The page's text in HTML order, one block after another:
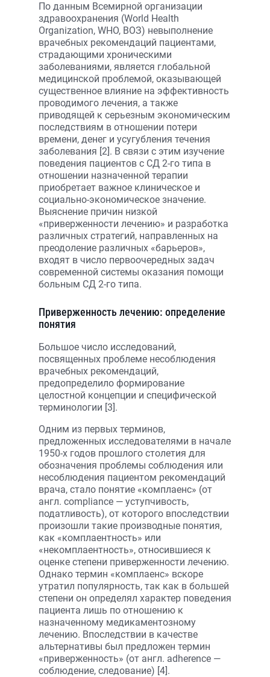
По данным Всемирной организации
здравоохранения (World Health
Organization, WHO, ВОЗ) невыполнение
врачебных рекомендаций пациентами,
страдающими хроническими
заболеваниями, является глобальной
медицинской проблемой, оказывающей
существенное влияние на эффективность
проводимого лечения, а также
приводящей к серьезным экономическим
последствиям в отношении потери
времени, денег и усугубления течения
заболевания [2]. В связи с этим изучение
поведения пациентов с СД 2-го типа в
отношении назначенной терапии
приобретает важное клиническое и
социально-экономическое значение.
Выяснение причин низкой
«приверженности лечению» и разработка
различных стратегий, направленных на
преодоление различных «барьеров»,
входят в число первоочередных задач
современной системы оказания помощи
больным СД 2-го типа.
Приверженность лечению: определение
понятия
Большое число исследований,
посвященных проблеме несоблюдения
врачебных рекомендаций,
предопределило формирование
целостной концепции и специфической
терминологии [3].
Одним из первых терминов,
предложенных исследователями в начале
1950-х годов прошлого столетия для
обозначения проблемы соблюдения или
несоблюдения пациентом рекомендаций
врача, стало понятие «комплаенс» (от
англ. сompliance — уступчивость,
податливость), от которого впоследствии
произошли такие производные понятия,
как «комплаентность» или
«некомплаентность», относившиеся к
оценке степени приверженности лечению.
Однако термин «комплаенс» вскоре
утратил популярность, так как в большей
степени он определял характер поведения
пациента лишь по отношению к
назначенному медикаментозному
лечению. Впоследствии в качестве
альтернативы был предложен термин
«приверженность» (от англ. adherence —
соблюдение, следование) [4].